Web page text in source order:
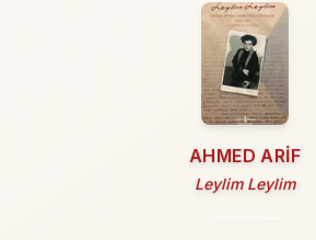
AHMED ARIF
Leylim Leylim